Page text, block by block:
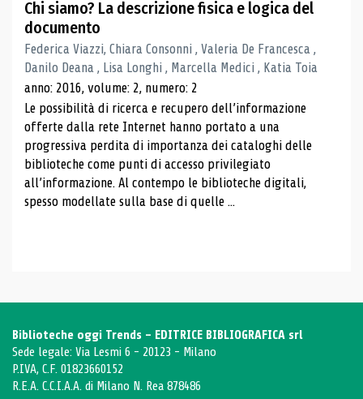
Chi siamo? La descrizione fisica e logica del
documento
Federica Viazzi, Chiara Consonni , Valeria De Francesca ,
Danilo Deana , Lisa Longhi , Marcella Medici , Katia Toia
anno: 2016, volume: 2, numero: 2
Le possibilità di ricerca e recupero dell’informazione
offerte dalla rete Internet hanno portato a una
progressiva perdita di importanza dei cataloghi delle
biblioteche come punti di accesso privilegiato
all’informazione. Al contempo le biblioteche digitali,
spesso modellate sulla base di quelle ...
Biblioteche oggi Trends - EDITRICE BIBLIOGRAFICA srl
Sede legale: Via Lesmi 6 - 20123 - Milano
P.IVA, C.F. 01823660152
R.E.A. C.C.I.A.A. di Milano N. Rea 878486